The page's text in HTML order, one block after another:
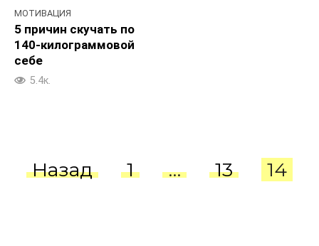
МОТИВАЦИЯ
5 причин скучать по
140-килограммовой
себе
5.4к.
Пагинация
Назад 1 … 13 14